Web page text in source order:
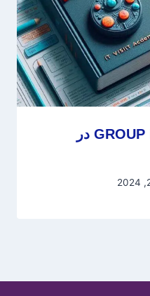
دستورات SORT و GROUP BY در